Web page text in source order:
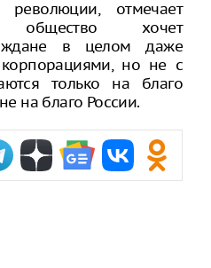
отмечает
хочет
в целом даже
но не с
только на благо
на благо России.